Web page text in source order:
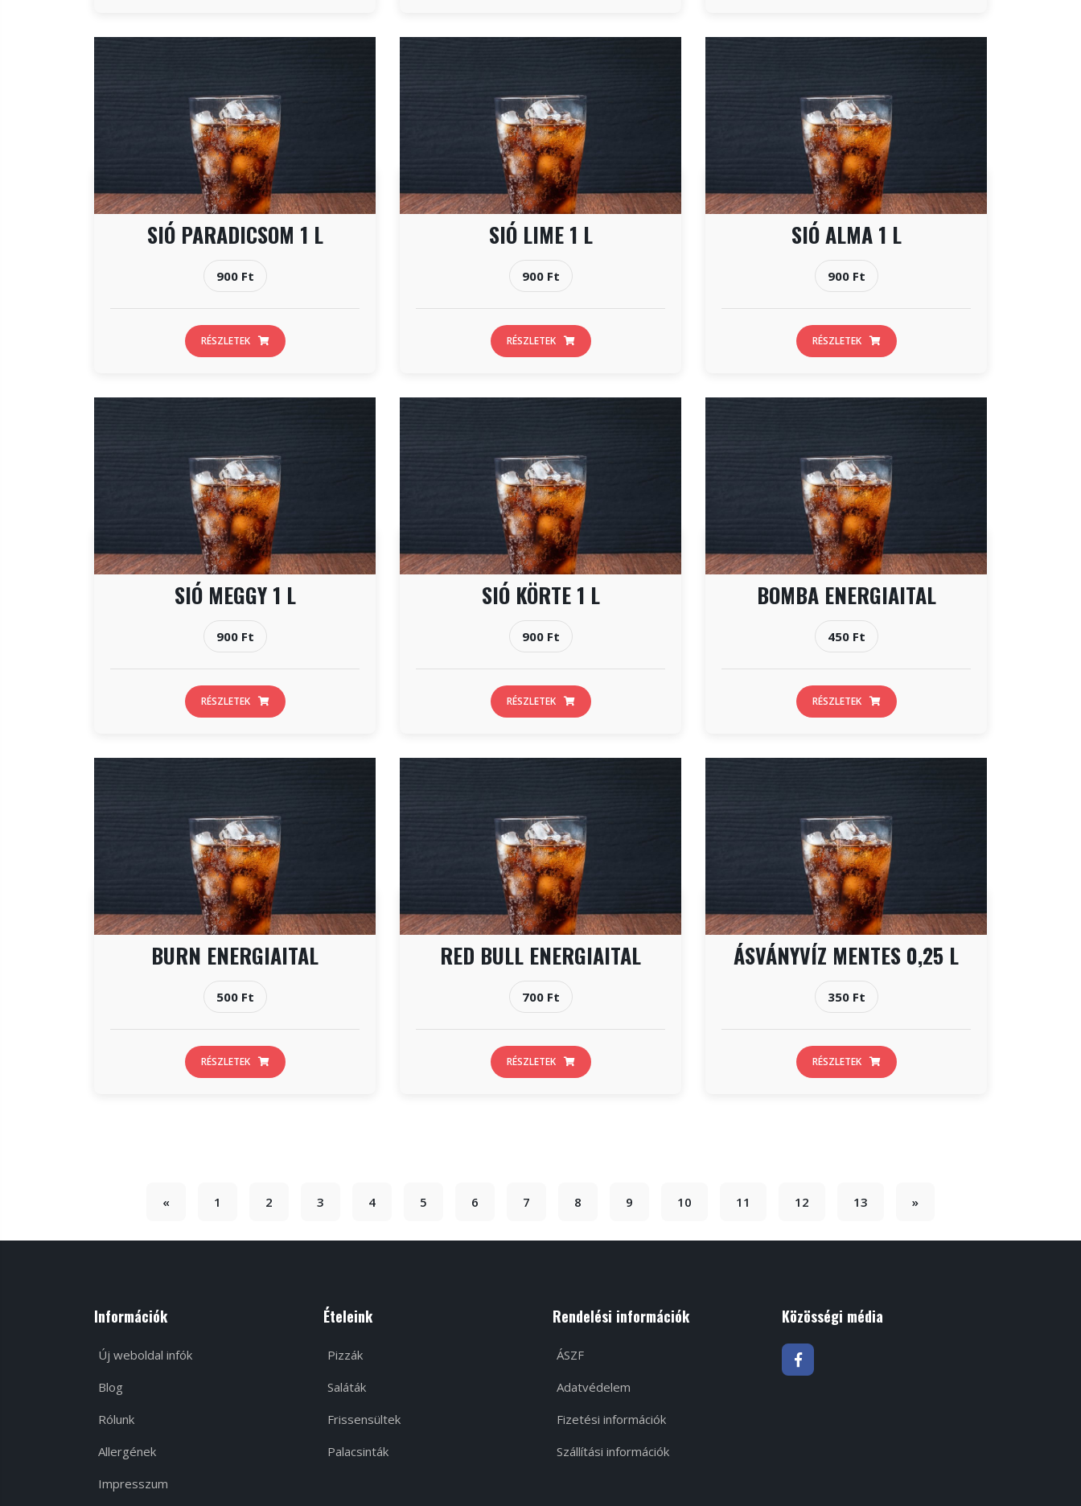
SIÓ PARADICSOM 1 L
900 Ft
RÉSZLETEK
SIÓ LIME 1 L
900 Ft
RÉSZLETEK
SIÓ ALMA 1 L
900 Ft
RÉSZLETEK
SIÓ MEGGY 1 L
900 Ft
RÉSZLETEK
SIÓ KÖRTE 1 L
900 Ft
RÉSZLETEK
BOMBA ENERGIAITAL
450 Ft
RÉSZLETEK
BURN ENERGIAITAL
500 Ft
RÉSZLETEK
RED BULL ENERGIAITAL
700 Ft
RÉSZLETEK
ÁSVÁNYVÍZ MENTES 0,25 L
350 Ft
RÉSZLETEK
« 1 2 3 4 5 6 7 8 9 10 11 12 13 »
Információk
Új weboldal infók
Blog
Rólunk
Allergének
Impresszum
Ételeink
Pizzák
Saláták
Frissensültek
Palacsinták
Rendelési információk
ÁSZF
Adatvédelem
Fizetési információk
Szállítási információk
Közösségi média